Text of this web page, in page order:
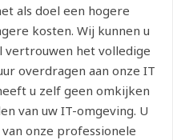
als doel een hogere
kosten. Wij kunnen u
vertrouwen het volledige
overdragen aan onze IT
u zelf geen omkijken
van uw IT-omgeving. U
onze professionele